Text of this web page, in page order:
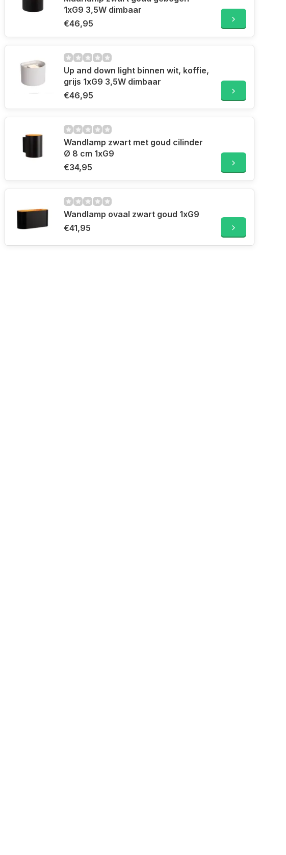
1xG9 3,5W dimbaar
€46,95
Up and down light binnen wit, koffie,
grijs 1xG9 3,5W dimbaar
€46,95
Wandlamp zwart met goud cilinder
Ø 8 cm 1xG9
€34,95
Wandlamp ovaal zwart goud 1xG9
€41,95